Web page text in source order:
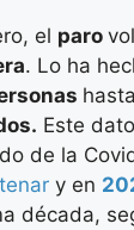
el paro
. Lo ha
Este
de la
y en
década,